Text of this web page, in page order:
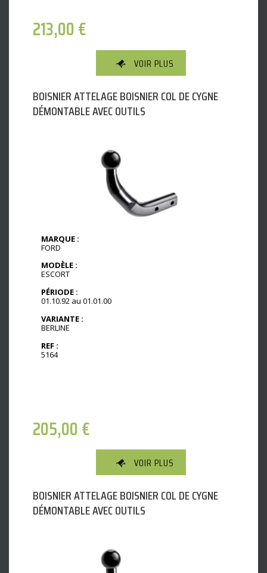
213,00€
VOIR PLUS
BOISNIER ATTELAGE BOISNIER COL DE CYGNE
DÉMONTABLE AVEC OUTILS
MARQUE :
FORD
MODÈLE :
ESCORT
PÉRIODE :
01.10.92 au 01.01.00
VARIANTE :
BERLINE
REF :
5164
205,00€
VOIR PLUS
BOISNIER ATTELAGE BOISNIER COL DE CYGNE
DÉMONTABLE AVEC OUTILS